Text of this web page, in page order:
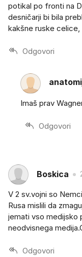
potikal po fronti na
desničarji bi bila
kakšne ruske
Odgovori
Imaš prav
Odgovori
Boskica
V 2 sv.vojni so
Rusa mislili da
jemati vso medijsko
neodvisnega
Odgovori